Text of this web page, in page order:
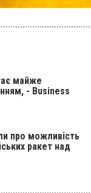
майже
- Business
про можливість
ракет над